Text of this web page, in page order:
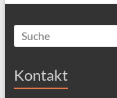
Kontakt